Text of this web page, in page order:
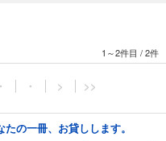
1～2件目 /2件
・ ・ > >>
の一冊、お貸しします。